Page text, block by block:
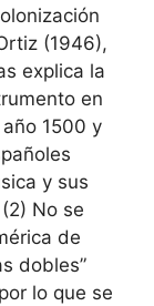
(1946),
explica la
en
1500 y
y sus
No se
de
dobles”
lo que se